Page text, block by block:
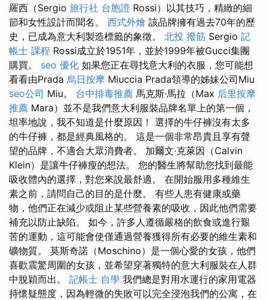
羅西（Sergio 旅行社 台胞證 Rossi）以其技巧，精緻的細
節和女性設計而聞名。 西式外燴 該品牌擁有過去70年的歷
史，已成為意大利製造標籤的象徵。 北投 撥筋 Sergio 記
帳士 課程 Rossi成立於1951年，並於1999年被Gucci集團
購買。 seo 優化 如果您正在尋找意大利的衣服，您可能想
看看由Prada 烏日按摩 Miuccia Prada領導的姊妹公司Miu
seo公司 Miu。 台中排毒推薦 馬克斯·馬拉（Max 后里按摩
推薦 Mara）並不是我們意大利服裝品牌名單上的第一個，
坦率地說，我不知道是什麼原因！ 選擇的牛仔褲沒有太多
的牛仔褲，都是經典風格的。 這是一個非常昂貴且享有聲
望的品牌，不適合大眾消費者。 加爾文·克萊因（Calvin
Klein）是讓牛仔褲瘦的想法。 您的醫生將幫助您找到最能
吸收體內的選擇，對您來說最舒適。 在開始服用多種維生
素之前，請問自己的目的是什麼。 有些人患有健康或藥
物，他們正在減少或阻止某些營養素的吸收，因此他們需要
補充以防止缺陷。 如今，許多人遵循嚴格的飲食或進行艱
苦的運動，這可能會使僅通過營養獲得所有必要的維生素和
礦物質。 莫斯奇諾（Moschino）是一個心愛的女孩，他們
喜歡震驚周圍的女孩，並希望穿著獨特的意大利服裝在人群
中脫穎而出。 記帳士 自學 我們總是對用水運行的家用電器
持懷疑態度，因為輕微的失敗可以完全浸泡我們的公寓，在